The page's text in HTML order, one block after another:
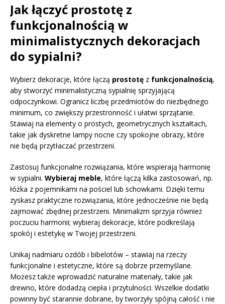
Jak łączyć prostotę z
funkcjonalnością w
minimalistycznych dekoracjach
do sypialni?
Wybierz dekoracje, które łączą prostotę z funkcjonalnością,
aby stworzyć minimalistyczną sypialnię sprzyjającą
odpoczynkowi. Ogranicz liczbę przedmiotów do niezbędnego
minimum, co zwiększy przestronność i ułatwi sprzątanie.
Stawiaj na elementy o prostych, geometrycznych kształtach,
takie jak dyskretne lampy nocne czy spokojne obrazy, które
nie będą przytłaczać przestrzeni.
Zastosuj funkcjonalne rozwiązania, które wspierają harmonię
w sypialni. Wybieraj meble, które łączą kilka zastosowań, np.
łóżka z pojemnikami na pościel lub schowkami. Dzięki temu
zyskasz praktyczne rozwiązania, które jednocześnie nie będą
zajmować zbędnej przestrzeni. Minimalizm sprzyja również
poczuciu harmonii; wybieraj dekoracje, które podkreślają
spokój i estetykę w Twojej przestrzeni.
Unikaj nadmiaru ozdób i bibelotów – stawiaj na rzeczy
funkcjonalne i estetyczne, które są dobrze przemyślane.
Możesz także wprowadzić naturalne materiały, takie jak
drewno, które dodadzą ciepła i przytulności. Wszelkie dodatki
powinny być starannie dobrane, by tworzyły spójną całość i nie